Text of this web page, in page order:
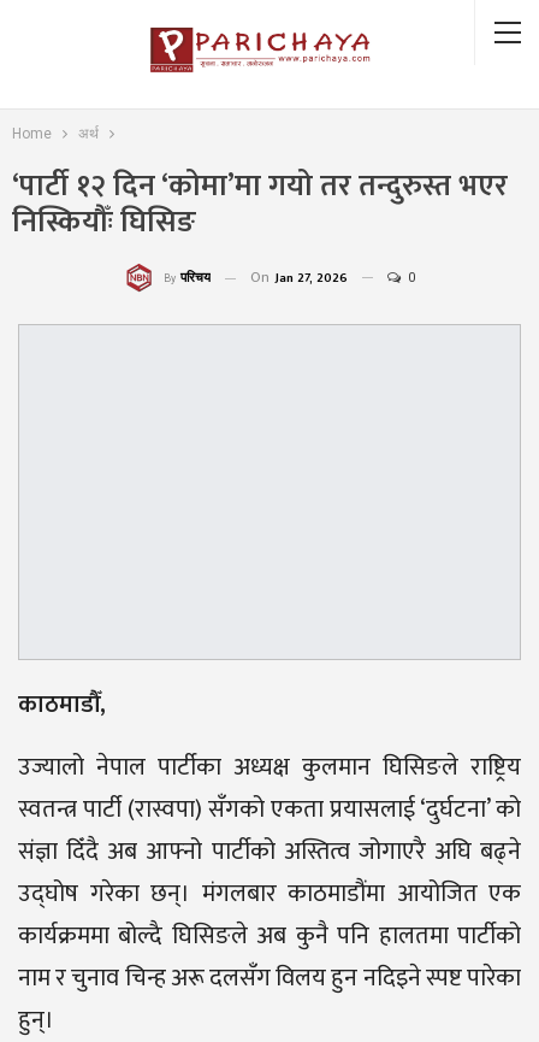
Home अर्थ
‘पार्टी १२ दिन ‘कोमा’मा गयो तर तन्दुरुस्त भएर
निस्कियौँः घिसिङ
By परिचय On Jan 27, 2026 0
काठमाडौँ,
उज्यालो नेपाल पार्टीका अध्यक्ष कुलमान घिसिङले राष्ट्रिय
स्वतन्त्र पार्टी (रास्वपा) सँगको एकता प्रयासलाई ‘दुर्घटना’ को
संज्ञा दिँदै अब आफ्नो पार्टीको अस्तित्व जोगाएरै अघि बढ्ने
उद्घोष गरेका छन्। मंगलबार काठमाडौंमा आयोजित एक
कार्यक्रममा बोल्दै घिसिङले अब कुनै पनि हालतमा पार्टीको
नाम र चुनाव चिन्ह अरू दलसँग विलय हुन नदिइने स्पष्ट पारेका
हुन्।